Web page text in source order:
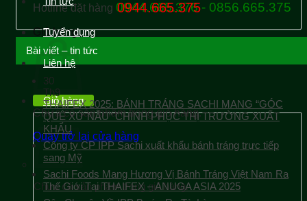
Hotline đặt hàng 0944.665.376 - 0856.665.375
Giỏ hàng
Chưa có sản phẩm trong giỏ hàng.
Quay trở lại cửa hàng
Tuyển dụng
Liên hệ
Giỏ hàng
Chưa có sản phẩm trong giỏ hàng.
0944.665.375
Bài viết – tin tức
30
Th9
THAIFEX 2025: BÁNH TRÁNG SACHI MANG “GÓC
QUÊ XỨ NẪU” CHINH PHỤC THỊ TRƯỜNG XUẤT
KHẨU
Công ty CP IPP Sachi xuất khẩu bánh tráng trực tiếp
sang Mỹ
Sachi Foods Mang Hương Vị Bánh Tráng Việt Nam Ra
Thế Giới Tại THAIFEX – ANUGA ASIA 2025